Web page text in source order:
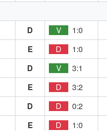
D V
1:0
E D 1:0
D V
3:1
E D
3:2
D D
0:2
E D
1:0